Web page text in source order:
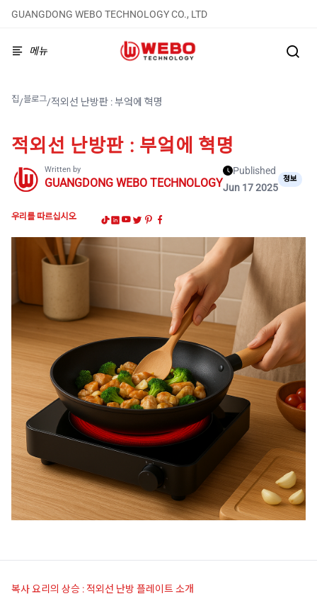
GUANGDONG WEBO TECHNOLOGY CO., LTD
메뉴
집/블로그/적외선 난방판 : 부엌에 혁명
적외선 난방판 : 부엌에 혁명
Written by
GUANGDONG WEBO TECHNOLOGY
Published
Jun 17 2025
정보
우리를 따르십시오
복사 요리의 상승 : 적외선 난방 플레이트 소개